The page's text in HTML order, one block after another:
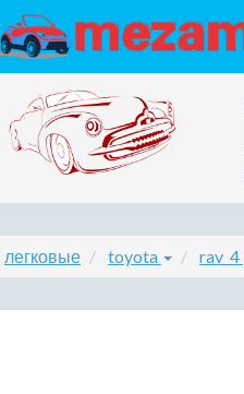
легковые toyota rav_4